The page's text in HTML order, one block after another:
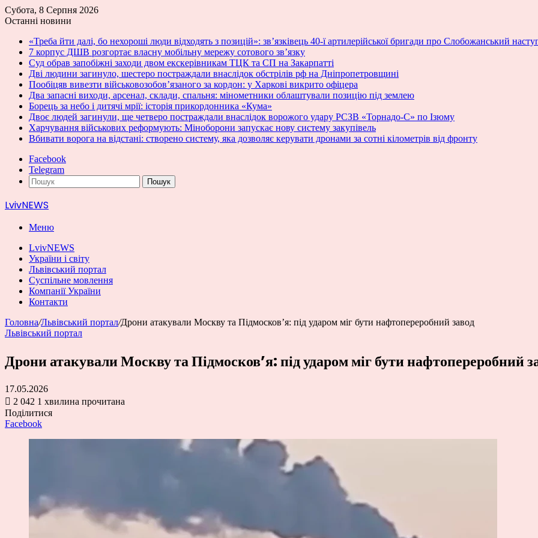
Субота, 8 Серпня 2026
Останні новини
«Треба йти далі, бо нехороші люди відходять з позицій»: зв’язківець 40-ї артилерійської бригади про Слобожанський
7 корпус ДШВ розгортає власну мобільну мережу сотового зв’язку
Суд обрав запобіжні заходи двом екскерівникам ТЦК та СП на Закарпатті
Дві людини загинуло, шестеро постраждали внаслідок обстрілів рф на Дніпропетровщині
Пообіцяв вивезти військовозобов’язаного за кордон: у Харкові викрито офіцера
Два запасні виходи, арсенал, склади, спальня: мінометники облаштували позицію під землею
Борець за небо і дитячі мрії: історія прикордонника «Кума»
Двоє людей загинули, ще четверо постраждали внаслідок ворожого удару РСЗВ «Торнадо-С» по Ізюму
Харчування військових реформують: Міноборони запускає нову систему закупівель
Вбивати ворога на відстані: створено систему, яка дозволяє керувати дронами за сотні кілометрів від фронту
Facebook
Telegram
Пошук
LvivNEWS
Меню
LvivNEWS
України і світу
Львівський портал
Суспільне мовлення
Компанії України
Контакти
Головна/Львівський портал/Дрони атакували Москву та Підмосков’я: під ударом міг бути нафтопереробний завод
Львівський портал
Дрони атакували Москву та Підмосков’я: під ударом міг бути нафтопереробний
17.05.2026
2 042 1 хвилина прочитана
Поділитися
Facebook